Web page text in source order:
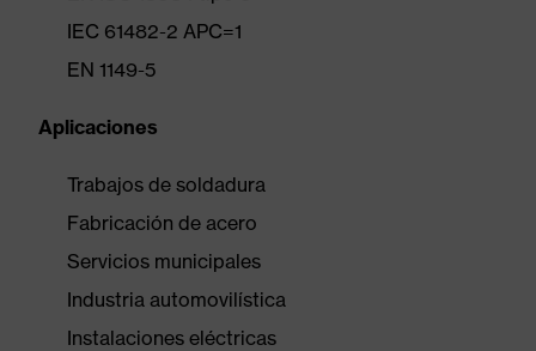
IEC 61482-2 APC=1
EN 1149-5
Aplicaciones
Trabajos de soldadura
Fabricación de acero
Servicios municipales
Industria automovilística
Instalaciones eléctricas